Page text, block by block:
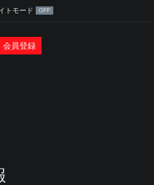
トモード
会員登録